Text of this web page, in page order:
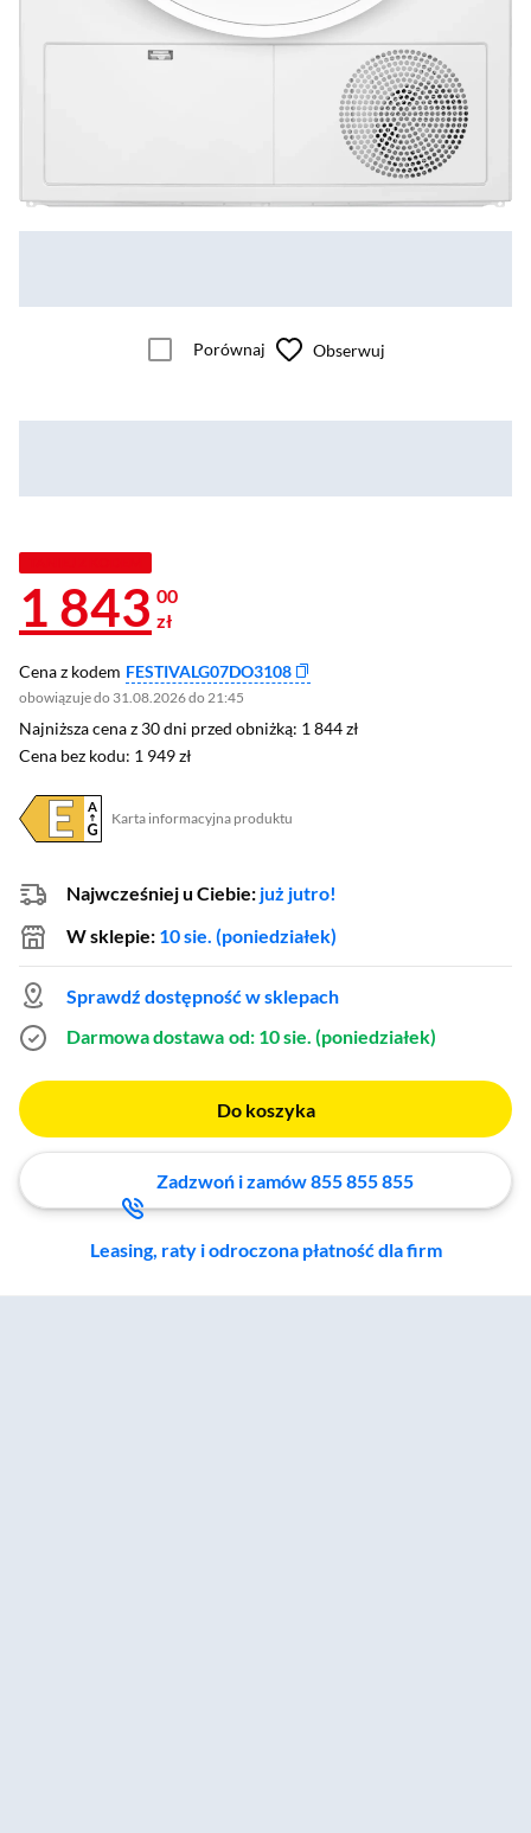
Porównaj Obserwuj
1 843 00
zł
Cena z kodem FESTIVALG07DO3108
obowiązuje do 31.08.2026 do 21:45
Najniższa cena z 30 dni przed obniżką: 1 844 zł
Najniższa cena z 30 dni przed obniżką: 1 844 zł
Cena bez kodu: 1 949 zł
Cena bez kodu: 1 949 zł
Karta informacyjna produktu
Plik w formacie pdf
(otworzy się w nowym oknie)
Najwcześniej u Ciebie: już jutro!
W sklepie: 10 sie. (poniedziałek)
Sprawdź dostępność w sklepach
Darmowa dostawa od: 10 sie. (poniedziałek)
Do koszyka
Zadzwoń i zamów 855 855 855
Leasing, raty i odroczona płatność dla firm